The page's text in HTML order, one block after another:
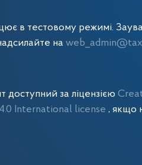
в тестовому режимі.
на
доступний за ліцензією
International license , якщо